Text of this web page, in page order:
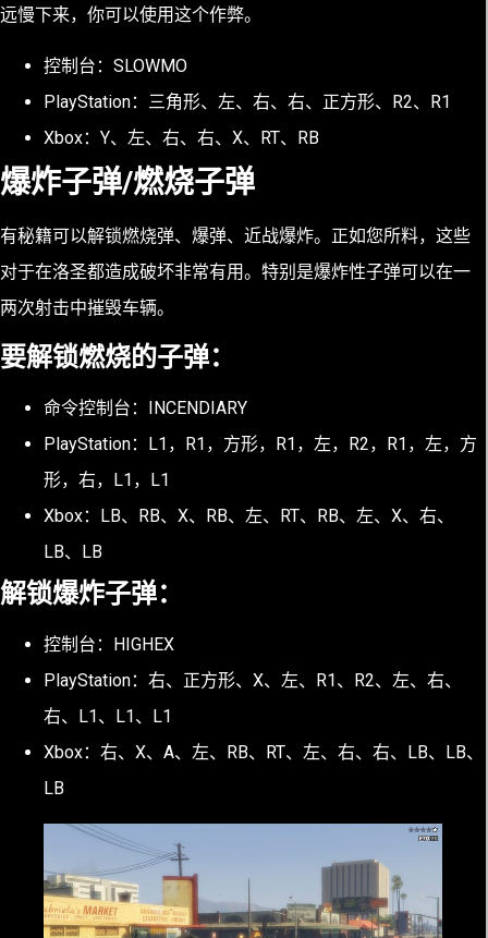
远慢下来，你可以使用这个作弊。
控制台：SLOWMO
PlayStation：三角形、左、右、右、正方形、R2、R1
Xbox：Y、左、右、右、X、RT、RB
爆炸子弹/燃烧子弹
有秘籍可以解锁燃烧弹、爆弹、近战爆炸。正如您所料，这些
对于在洛圣都造成破坏非常有用。特别是爆炸性子弹可以在一
两次射击中摧毁车辆。
要解锁燃烧的子弹：
命令控制台：INCENDIARY
PlayStation：L1，R1，方形，R1，左，R2，R1，左，方
形，右，L1，L1
Xbox：LB、RB、X、RB、左、RT、RB、左、X、右、
LB、LB
解锁爆炸子弹：
控制台：HIGHEX
PlayStation：右、正方形、X、左、R1、R2、左、右、
右、L1、L1、L1
Xbox：右、X、A、左、RB、RT、左、右、右、LB、LB、
LB